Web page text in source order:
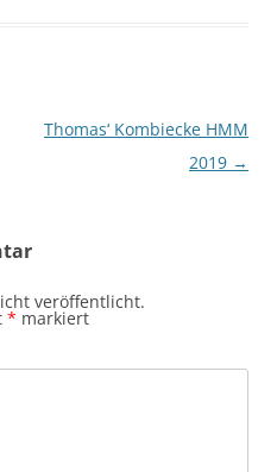
Thomas‘ Kombiecke HMM
2019 →
veröffentlicht.
* markiert